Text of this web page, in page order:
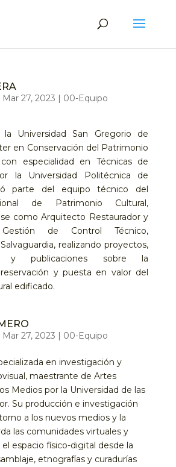
Mar 27, 2023 | 00-Equipo
Universidad San Gregorio de
en Conservación del Patrimonio
especialidad en Técnicas de
la Universidad Politécnica de
parte del equipo técnico del
de Patrimonio Cultural,
como Arquitecto Restaurador y
de Control Técnico,
realizando proyectos,
y publicaciones sobre la
y puesta en valor del
edificado.
Mar 27, 2023 | 00-Equipo
en investigación y
maestrante de Artes
Medios por la Universidad de las
Su producción e investigación
a los nuevos medios y la
las comunidades virtuales y
espacio físico-digital desde la
etnografías y curadurías